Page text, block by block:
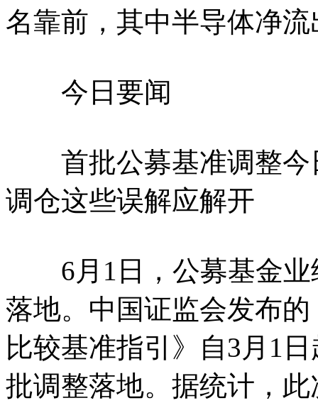
名靠前，其中半导体
今日要闻
首批公募基准调整今
调仓这些误解应解开
6月1日，公募基金业
落地。中国证监会发布
比较基准指引》自3月1
批调整落地。据统计，